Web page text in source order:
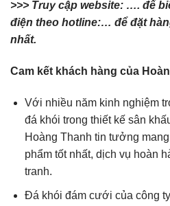
>>> Truy cập website: …. để
điện theo hotline:… để đặt
nhất.
Cam kết khách hàng của
Với nhiều năm kinh nghiệm
đá khói trong thiết kế sân
Hoàng Thanh tin tưởng
phẩm tốt nhất, dịch vụ hoàn
tranh.
Đá khói đám cưới của công